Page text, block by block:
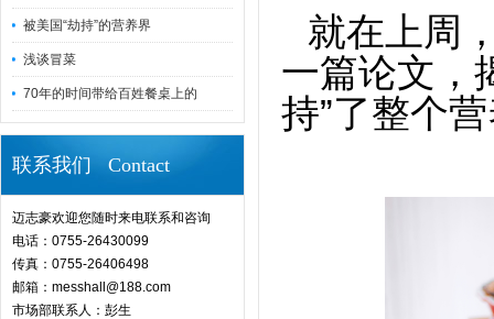
被美国“劫持”的营养界
浅谈冒菜
70年的时间带给百姓餐桌上的
联系我们 Contact
迈志豪欢迎您随时来电联系和咨询
电话：0755-26430099
传真：0755-26406498
邮箱：messhall@188.com
市场部联系人：彭生
就在上周
一篇论文，
持”了整个